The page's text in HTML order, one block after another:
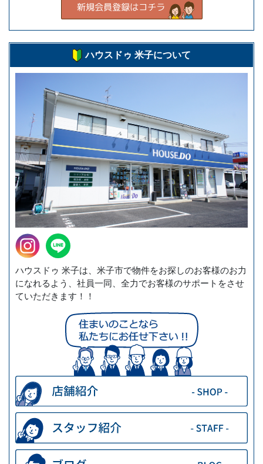
ハウスドゥ 米子について
ハウスドゥ 米子は、米子市で物件をお探しのお客様のお力
になれるよう、社員一同、全力でお客様のサポートをさせ
ていただきます！！